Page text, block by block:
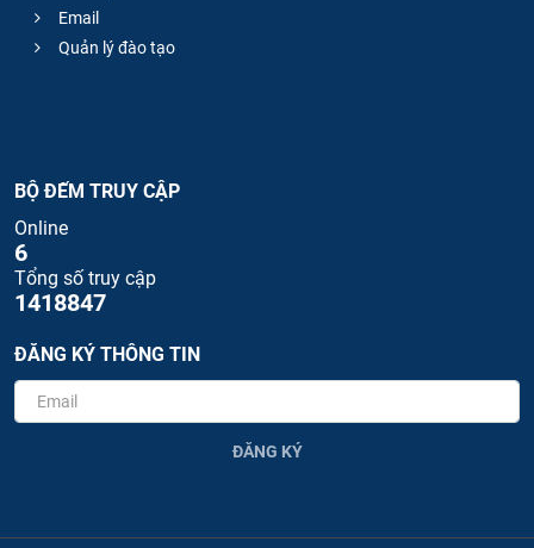
Email
Quản lý đào tạo
BỘ ĐẾM TRUY CẬP
Online
6
Tổng số truy cập
1418847
ĐĂNG KÝ THÔNG TIN
ĐĂNG KÝ